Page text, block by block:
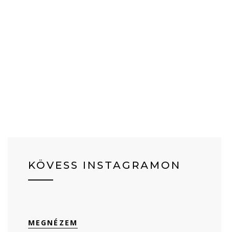
KÖVESS INSTAGRAMON
MEGNÉZEM